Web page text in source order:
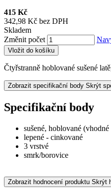
415 Kč
342,98 Kč bez DPH
Skladem
Změnit počet
Vložit do košíku
Čtyřstranně hoblované sušené
Zobrazit specifikační body Skrýt
Specifikační body
sušené, hoblované
lepené - cinkované
3 vrstvé
smrk/borovice
Zobrazit hodnocení produktu Skrýt